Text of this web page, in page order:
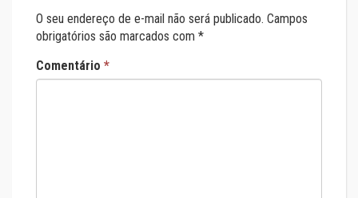
O seu endereço de e-mail não será publicado. Campos
obrigatórios são marcados com *
Comentário *